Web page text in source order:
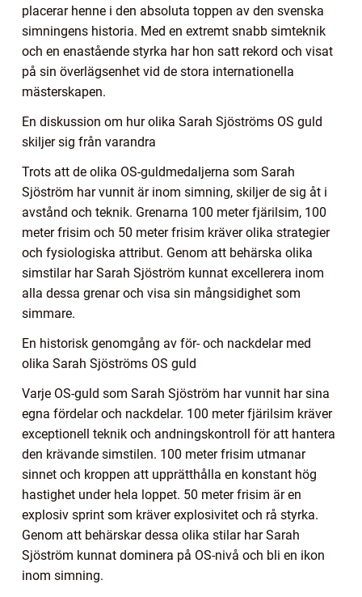
placerar henne i den absoluta toppen av den svenska
simningens historia. Med en extremt snabb simteknik
och en enastående styrka har hon satt rekord och visat
på sin överlägsenhet vid de stora internationella
mästerskapen.
En diskussion om hur olika Sarah Sjöströms OS guld
skiljer sig från varandra
Trots att de olika OS-guldmedaljerna som Sarah
Sjöström har vunnit är inom simning, skiljer de sig åt i
avstånd och teknik. Grenarna 100 meter fjärilsim, 100
meter frisim och 50 meter frisim kräver olika strategier
och fysiologiska attribut. Genom att behärska olika
simstilar har Sarah Sjöström kunnat excellerera inom
alla dessa grenar och visa sin mångsidighet som
simmare.
En historisk genomgång av för- och nackdelar med
olika Sarah Sjöströms OS guld
Varje OS-guld som Sarah Sjöström har vunnit har sina
egna fördelar och nackdelar. 100 meter fjärilsim kräver
exceptionell teknik och andningskontroll för att hantera
den krävande simstilen. 100 meter frisim utmanar
sinnet och kroppen att upprätthålla en konstant hög
hastighet under hela loppet. 50 meter frisim är en
explosiv sprint som kräver explosivitet och rå styrka.
Genom att behärskar dessa olika stilar har Sarah
Sjöström kunnat dominera på OS-nivå och bli en ikon
inom simning.